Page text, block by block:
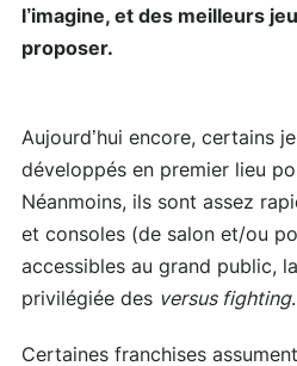
l’imagine, et des meilleurs
proposer.
Aujourd’hui encore, certains
développés en premier lieu
Néanmoins, ils sont assez
et consoles (de salon et/ou
accessibles au grand public,
privilégiée des versus fighting.
Certaines franchises